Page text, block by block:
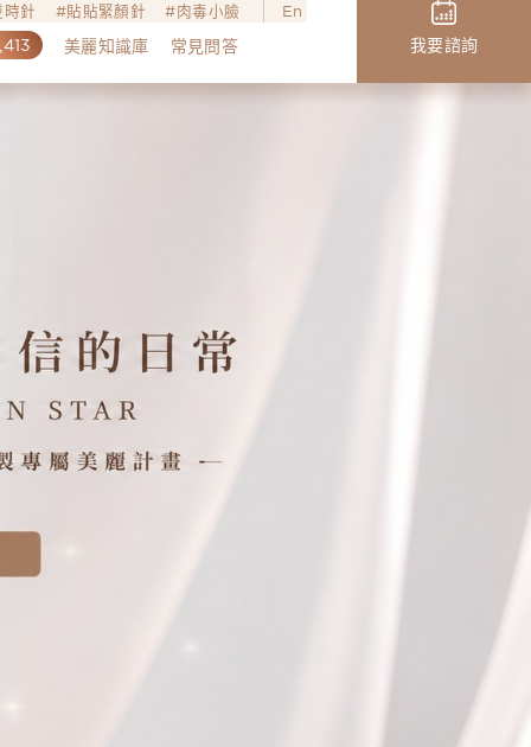
針 貼貼緊顏針 肉毒小臉 En
美麗知識庫 常見問答 我要諮詢